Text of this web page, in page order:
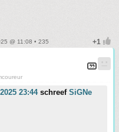
@ 11:08 • 235
23:44schreef SiGNe